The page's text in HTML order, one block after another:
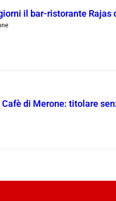
il bar-ristorante Rajas
Cafè di Merone: titolare